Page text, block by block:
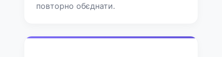
повторно обєднати.